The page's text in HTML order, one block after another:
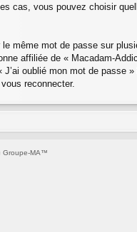
cas, vous pouvez choisir
même mot de passe sur
affiliée de « Macadam-
oublié mon mot de passe
reconnecter.
Groupe-MA™